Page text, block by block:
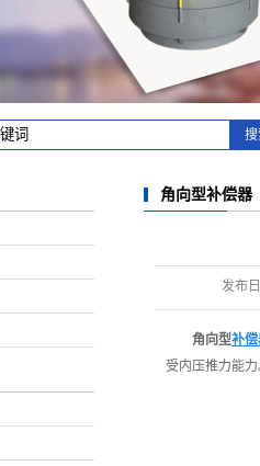
角向型补偿器
发布日
角向型补
受内压推力能